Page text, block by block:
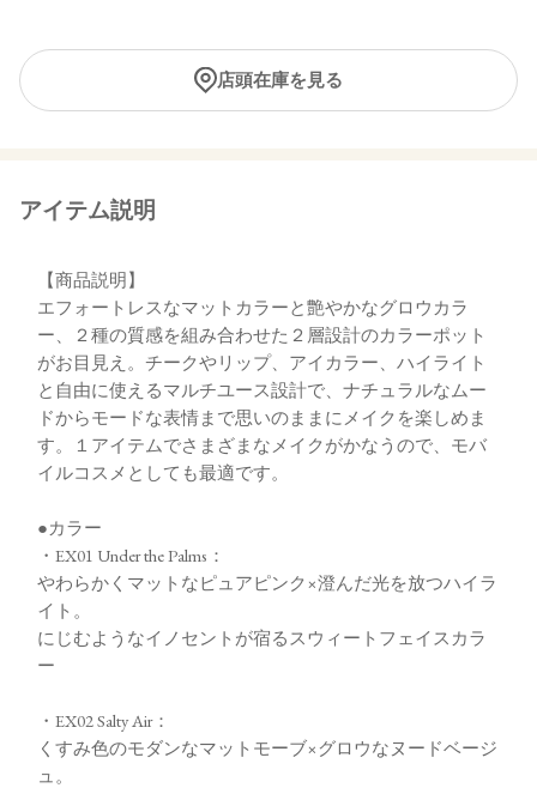
店頭在庫を見る
アイテム説明
【商品説明】
エフォートレスなマットカラーと艶やかなグロウカラ
ー、２種の質感を組み合わせた２層設計のカラーポット
がお目見え。チークやリップ、アイカラー、ハイライト
と自由に使えるマルチユース設計で、ナチュラルなムー
ドからモードな表情まで思いのままにメイクを楽しめま
す。１アイテムでさまざまなメイクがかなうので、モバ
イルコスメとしても最適です。
●カラー
・EX01 Under the Palms：
やわらかくマットなピュアピンク×澄んだ光を放つハイラ
イト。
にじむようなイノセントが宿るスウィートフェイスカラ
ー
・EX02 Salty Air：
くすみ色のモダンなマットモーブ×グロウなヌードベージ
ュ。